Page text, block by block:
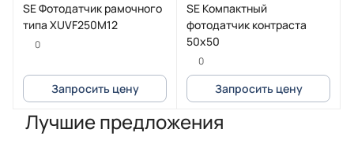
SE Фотодатчик рамочного
типа XUVF250M12
0
Запросить цену
SE Компактный
фотодатчик контраста
50х50
0
Запросить цену
Лучшие предложения